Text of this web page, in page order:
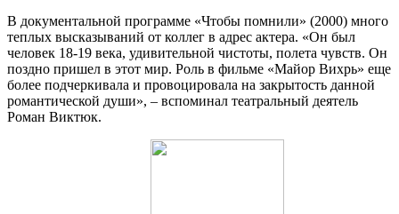
В документальной программе «Чтобы помнили» (2000) много
теплых высказываний от коллег в адрес актера. «Он был
человек 18-19 века, удивительной чистоты, полета чувств. Он
поздно пришел в этот мир. Роль в фильме «Майор Вихрь» еще
более подчеркивала и провоцировала на закрытость данной
романтической души», – вспоминал театральный деятель
Роман Виктюк.